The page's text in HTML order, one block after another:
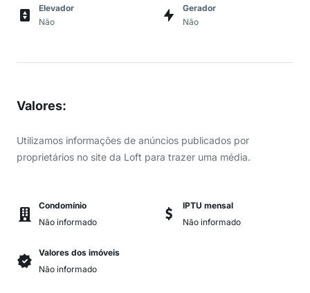
Elevador
Não
Gerador
Não
Valores:
Utilizamos informações de anúncios publicados por
proprietários no site da Loft para trazer uma média.
Condomínio
Não informado
IPTU mensal
Não informado
Valores dos imóveis
Não informado